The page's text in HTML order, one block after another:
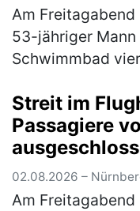
Am
53-jähriger
Schwimmbad
Haftbefehl gegen
(mehr)
Streit im
Passagiere
02.08.2026 –
Am Freitagabend